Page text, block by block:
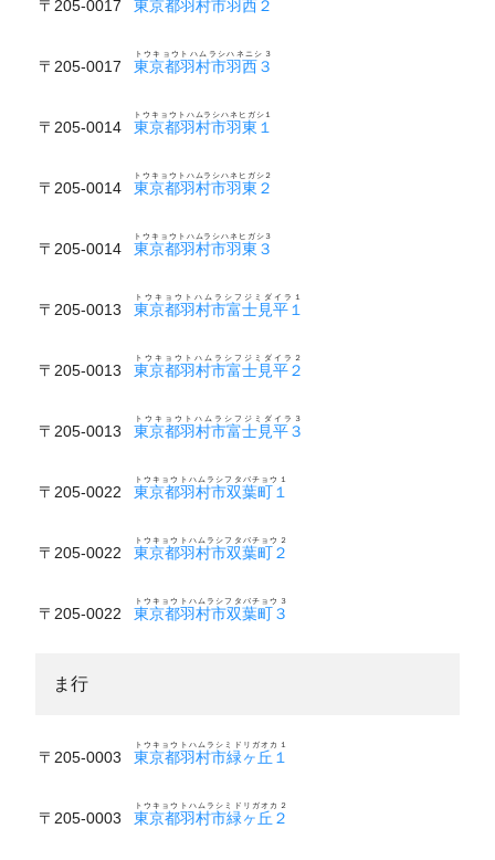
〒205-0017 東京都羽村市羽西２
〒205-0017 東京都羽村市羽西３
トウキョウトハムラシハネニシ３
〒205-0014 東京都羽村市羽東１
トウキョウトハムラシハネヒガシ１
〒205-0014 東京都羽村市羽東２
トウキョウトハムラシハネヒガシ２
〒205-0014 東京都羽村市羽東３
トウキョウトハムラシハネヒガシ３
〒205-0013 東京都羽村市富士見平１
トウキョウトハムラシフジミダイラ１
〒205-0013 東京都羽村市富士見平２
トウキョウトハムラシフジミダイラ２
〒205-0013 東京都羽村市富士見平３
トウキョウトハムラシフジミダイラ３
〒205-0022 東京都羽村市双葉町１
トウキョウトハムラシフタバチョウ１
〒205-0022 東京都羽村市双葉町２
トウキョウトハムラシフタバチョウ２
〒205-0022 東京都羽村市双葉町３
トウキョウトハムラシフタバチョウ３
ま行
〒205-0003 東京都羽村市緑ヶ丘１
トウキョウトハムラシミドリガオカ１
〒205-0003 東京都羽村市緑ヶ丘２
トウキョウトハムラシミドリガオカ２